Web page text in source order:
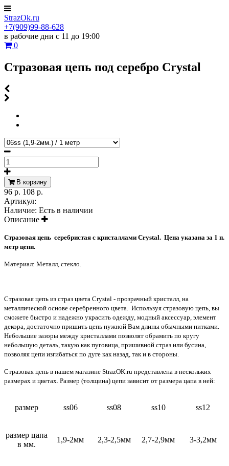
StrazOk.ru
+7(909)99-88-628
в рабочие дни с 11 до 19:00
0
Стразовая цепь под серебро Crystal
В корзину
96 р. 108 р.
Артикул:
Наличие: Есть в наличии
Описание
Стразовая цепь серебристая с кристаллами Crystal. Цена указана за 1 п.
метр цепи.
Материал: Металл, стекло.
Стразовая цепь из страз цвета Crystal - прозрачный кристалл, на
металлической основе серебренного цвета. Используя стразовую цепь, вы
сможете быстро и надежно украсить одежду, модный аксессуар, элемент
декора, достаточно пришить цепь нужной Вам длины обычными нитками.
Небольшие зазоры между кристаллами позволят обрамить по кругу
небольшую деталь, такую как пуговица, пришивной страз или бусина,
позволяя цепи изгибаться по дуге как назад, так и в стороны.
Стразовая цепь в нашем магазине StrazOK.ru представлена в нескольких
размерах и цветах. Размер (толщина) цепи зависит от размера цапа в ней:
размер ss06 ss08 ss10 ss12
размер цапа
в мм.
1,9-2мм 2,3-2,5мм 2,7-2,9мм 3-3,2мм